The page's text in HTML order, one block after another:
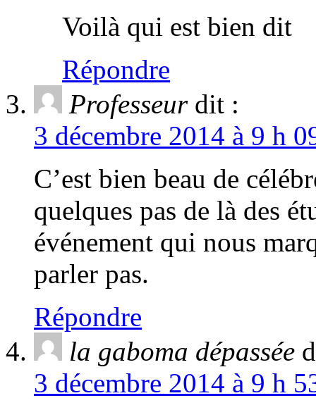
Voilà qui est bien dit
Répondre
Professeur dit :
3 décembre 2014 à 9 h
C’est bien beau de
quelques pas de là des
événement qui nous
parler pas.
Répondre
la gaboma dépassée
3 décembre 2014 à 9 h